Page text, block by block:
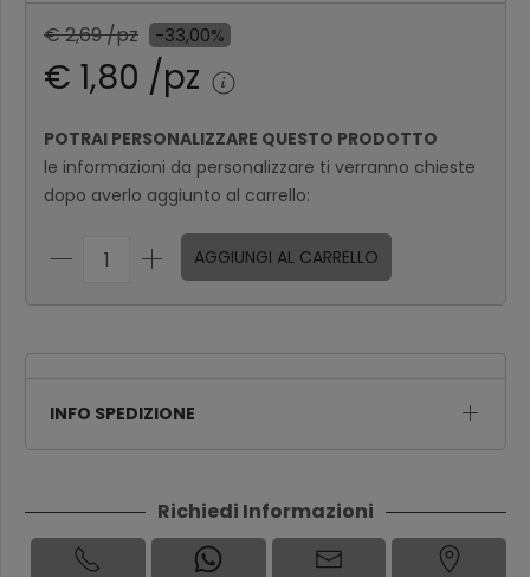
€ 1,64
€ 2,69 /pz -33,00%
€ 1,80 /pz
POTRAI PERSONALIZZARE QUESTO PRODOTTO
le informazioni da personalizzare ti verranno chieste
dopo averlo aggiunto al carrello:
AGGIUNGI AL CARRELLO
INFO SPEDIZIONE
Richiedi Informazioni